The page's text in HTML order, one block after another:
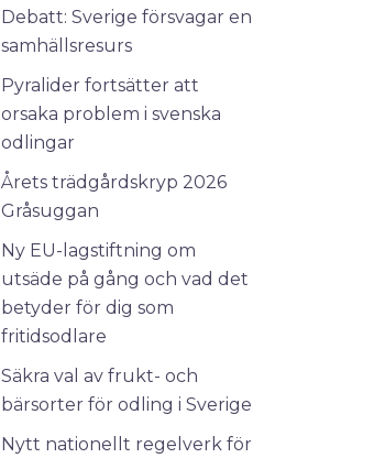
Debatt: Sverige försvagar en
samhällsresurs
Pyralider fortsätter att
orsaka problem i svenska
odlingar
Årets trädgårdskryp 2026
Gråsuggan
Ny EU-lagstiftning om
utsäde på gång och vad det
betyder för dig som
fritidsodlare
Säkra val av frukt- och
bärsorter för odling i Sverige
Nytt nationellt regelverk för